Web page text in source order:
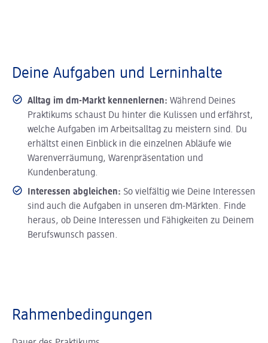
Deine Aufgaben und Lerninhalte
Alltag im dm-Markt kennenlernen: Während Deines
Praktikums schaust Du hinter die Kulissen und erfährst,
welche Aufgaben im Arbeitsalltag zu meistern sind. Du
erhältst einen Einblick in die einzelnen Abläufe wie
Warenverräumung, Warenpräsentation und
Kundenberatung.
Interessen abgleichen: So vielfältig wie Deine Interessen
sind auch die Aufgaben in unseren dm-Märkten. Finde
heraus, ob Deine Interessen und Fähigkeiten zu Deinem
Berufswunsch passen.
Rahmenbedingungen